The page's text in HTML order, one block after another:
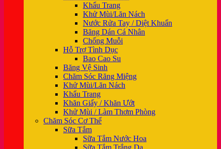
Khẩu Trang
Khử Mùi/Lăn Nách
Nước Rửa Tay / Diệt Khuẩn
Băng Dán Cá Nhân
Chống Muỗi
Hỗ Trợ Tình Dục
Bao Cao Su
Băng Vệ Sinh
Chăm Sóc Răng Miệng
Khử Mùi/Lăn Nách
Khẩu Trang
Khăn Giấy / Khăn Ướt
Khử Mùi / Làm Thơm Phòng
Chăm Sóc Cơ Thể
Sữa Tắm
Sữa Tắm Nước Hoa
Sữa Tắm Trắng Da